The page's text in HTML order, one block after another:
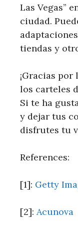
Las Vegas”
ciudad.
tiendas y‌
¡Gracias
los carteles
Si te ha
y dejar tus⁤
disfrutes tu
References:
[1]: Getty
[2]: Acunova